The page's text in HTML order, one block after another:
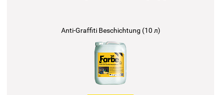
Anti-Graffiti Beschichtung (10 л)